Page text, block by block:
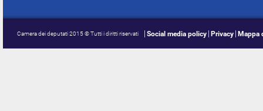
Camera dei deputati 2015 © Tutti i diritti riservati Social media policy Privacy Mappa